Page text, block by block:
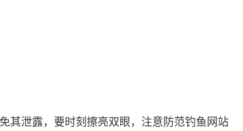
其泄露，要时刻擦亮双眼，注意防范钓鱼网站